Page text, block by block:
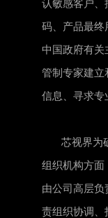
认敏感客户、
码、产品最终
中国政府有关
管制专家建立
信息、寻求专
芯视界为
组织机构方面
由公司高层负
责组织协调、